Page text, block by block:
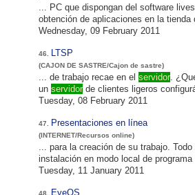
... PC que dispongan del software livescribe
obtención de aplicaciones en la
Wednesday, 09 February 2011
46. LTSP
(CAJON DE SASTRE/Cajon de sastre)
... de trabajo recae en el servidor.
un servidor
de clientes
Tuesday, 08 February 2011
47. Presentaciones en línea
(INTERNET/Recursos online)
... para la creación de su trabajo.
instalación en modo local de
Tuesday, 11 January 2011
48. EyeOS